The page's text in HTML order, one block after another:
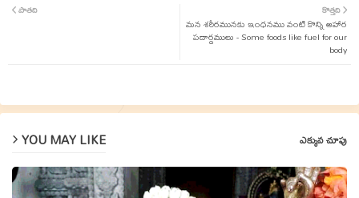
tsap
కొత్తది
మన శరీరమునకు ఇంధనము వంటి కొన్ని ఆహార
పదార్దములు - Some foods like fuel for our
body
పాతది
YOU MAY LIKE ఎక్కువ చూపు